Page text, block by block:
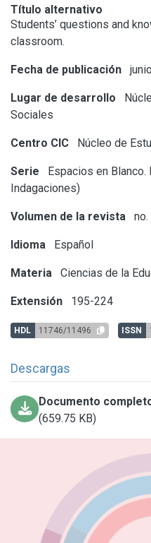
Título alternativo
Students’ questions and
classroom.
Fecha de publicación
Lugar de desarrollo
Sociales
Centro CIC Núcleo de
Serie
Espacios en Blanco.
Indagaciones)
Volumen de la revista
Idioma Español
Materia Ciencias de la
Extensión 195-224
HDL 11746/11496 ISSN
Descargas
Documento
(659.75 KB)